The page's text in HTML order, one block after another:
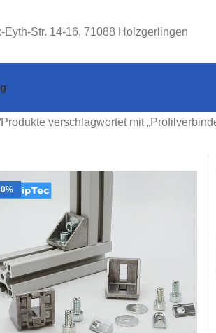
Eyth-Str. 14-16, 71088 Holzgerlingen
Produkte verschlagwortet mit